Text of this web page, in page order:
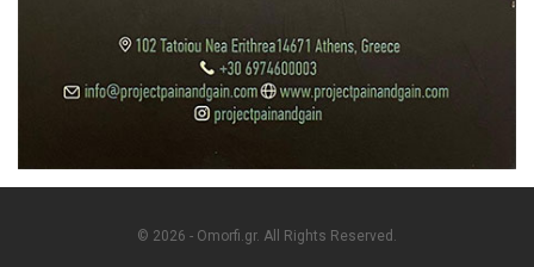
© 2026 - Omorfi.gr. All Rights Reserved.